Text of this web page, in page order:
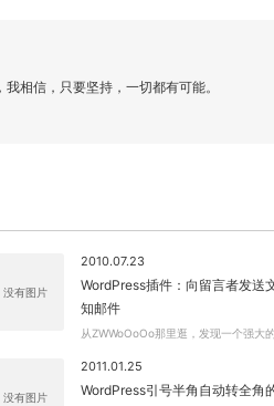
相信，只要坚持，一切都有可能。
没有图片
2010.07.23
WordPress插件：向留言者发送
知邮件
从ZWWoOoOo那里逛，发现一个强大
没有图片
2011.01.25
WordPress引号半角自动转全角